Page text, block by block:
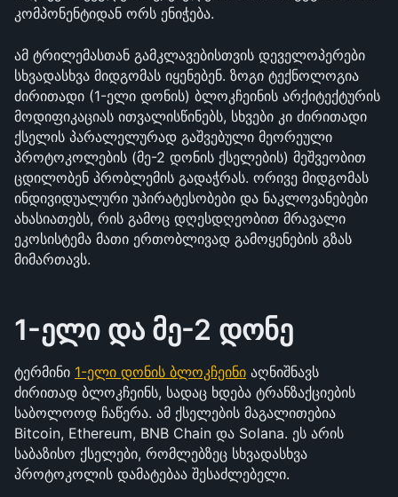
კომპონენტიდან ორს ენიჭება.
ამ ტრილემასთან გამკლავებისთვის დეველოპერები
სხვადასხვა მიდგომას იყენებენ. ზოგი ტექნოლოგია
ძირითადი (1-ელი დონის) ბლოკჩეინის არქიტექტურის
მოდიფიკაციას ითვალისწინებს, სხვები კი ძირითადი
ქსელის პარალელურად გაშვებული მეორეული
პროტოკოლების (მე-2 დონის ქსელების) მეშვეობით
ცდილობენ პრობლემის გადაჭრას. ორივე მიდგომას
ინდივიდუალური უპირატესობები და ნაკლოვანებები
ახასიათებს, რის გამოც დღესდღეობით მრავალი
ეკოსისტემა მათი ერთობლივად გამოყენების გზას
მიმართავს.
1-ელი და მე-2 დონე
ტერმინი 1-ელი დონის ბლოკჩეინი აღნიშნავს
ძირითად ბლოკჩეინს, სადაც ხდება ტრანზაქციების
საბოლოოდ ჩაწერა. ამ ქსელების მაგალითებია
Bitcoin, Ethereum, BNB Chain და Solana. ეს არის
საბაზისო ქსელები, რომლებზეც სხვადასხვა
პროტოკოლის დამატებაა შესაძლებელი.